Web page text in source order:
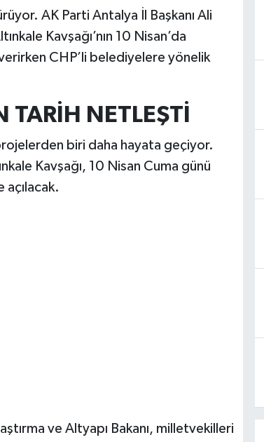
AK Parti Antalya İl Başkanı Ali
Kavşağı’nın 10 Nisan’da
CHP’li belediyelere yönelik
TARİH NETLEŞTİ
biri daha hayata geçiyor.
Kavşağı, 10 Nisan Cuma günü
ve Altyapı Bakanı, milletvekilleri